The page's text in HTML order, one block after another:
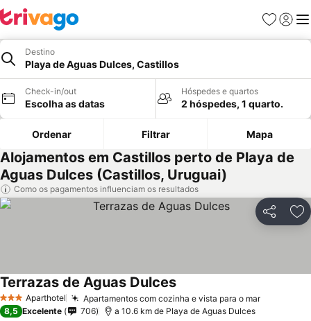
Favoritos
Iniciar
Destino
Playa de Aguas Dulces, Castillos
Check-in/out
Escolha as datas
Hóspedes e quartos
2 hóspedes, 1 quarto.
Ordenar Filtrar Mapa
Alojamentos em Castillos perto de Playa de
Aguas Dulces (Castillos, Uruguai)
Como os pagamentos influenciam os resultados
Partilhar
3 EstrelasAparthotel Apartamentos com cozinha e vista para o marVer
Terrazas de Aguas DulcesVer preços
8,5 Excelente 706 a 10.6 km de Playa de Aguas Dulces